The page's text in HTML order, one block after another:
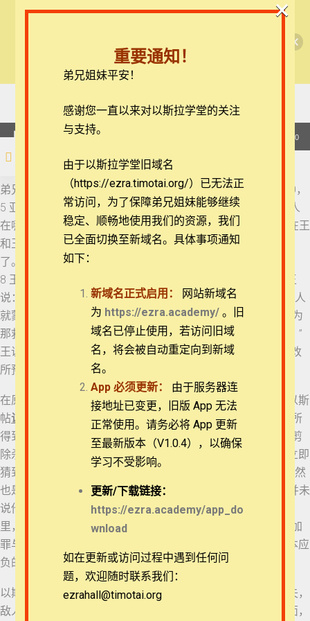
ezrahall@timotai.org
首页 每日读经/灵修 【西罗亚池灵修】以斯帖记
以斯帖记每日灵修
12 以斯帖记 4:13-17
13 以斯帖记 5:1-4
14 以斯帖记 5:9-14
15 以斯帖记 6:1-5
16 以斯帖记 6:10-14
17 以斯帖记 7:1-4
18 以斯帖记 7:5-10
19 以斯帖记 8:1-6
20 以斯帖记 8:9-14
22 以斯帖记 9:1-4
23 以斯帖记 9:11-15
频
放
器
00:00
弟兄姐妹平安。我们今天一起来思想的经文是以斯帖记7:5-10，
5 亚哈随鲁王问王后以斯帖说：“擅敢起意如此行的是谁？这人
在哪里呢？” 6 以斯帖说：“仇人敌人就是这恶人哈曼！”哈曼在王
和王后面前就甚惊惶。 7 王便大怒，起来离开酒席往御园去
了。哈曼见王定意要加罪与他，就起来，求王后以斯帖救命。
8 王从御园回到酒席之处，见哈曼伏在以斯帖所靠的榻上。王
说：“他竟敢在宫内、在我面前凌辱王后吗？”这话一出王口，人
就蒙了哈曼的脸。 9 伺候王的一个太监名叫哈波拿说：“哈曼为
那救王有功的末底改做了五丈高的木架，现今立在哈曼家里！”
王说：“把哈曼挂在其上！” 10 于是，人将哈曼挂在他为末底改
所预备的木架上。王的忿怒这才止息。
在原文中有两个“说”字，直译为：“亚哈随鲁王说，他对王后以斯
帖说
”。这里的重复并非出于笔误，而是体现他一再追问王后所
得到的答复让其无比震惊，以至于称口结舌。以斯帖所用的“剪
除杀戮灭绝”与谕令中的“全然剪除，杀戮灭绝”一致，使得王立即
猜到了王后口中的“我的本族”就是犹大人，但怎能想到王后竟然
也是犹大人？问题是难道他自己在此事上就毫无干系？作者并未
说他此时愤怒，而是急忙通过问这“擅敢起意”的人是谁、在哪
里，将自己摘除得一干二净。这也是为什么“哈曼见王定意要加
罪与他”，在一定程度上，哈曼十分可悲地“诚然担当”了王所本应
负的责任。
以斯帖说的“敌人”是针对王所代表的帝国层面，因为“王的损失，
敌人万不能补足”；“仇人”是针对以斯帖所代表的犹大民族层面，
团体报名及课程定制咨询：ezrahall@timotai.org
退换政策
隐私策略
常见问题
APP下载
联系我们
关于我们
Copyright © 2022-2026 Timothy Training International,
重要通知！
弟兄姐妹平安！
感谢您一直以来对以斯拉学堂的关注
与支持。
由于以斯拉学堂旧域名
（https://ezra.timotai.org/）已无法正
常访问， 为了保障弟兄姐妹能够继续
稳定、顺畅地使用我们的资源，我们
已全面切换至新域名。具体事项通知
如下：
新域名正式启用：
网站新域名
为 https://ezra.academy/ 。旧
域名已停止使用，若访问旧域
名，将会被自动重定向到新域
名。
App必须更新：
由于服务器连
接地址已变更，旧版 App 无法
正常使用。请务必将 App 更新
至最新版本（V1.0.4），以确保
学习不受影响。
更新/下载链接：
https://ezra.academy/app_do
wnload
如在更新或访问过程中遇到任何问
题，欢迎随时联系我们：
ezrahall@timotai.org
×
查看课程